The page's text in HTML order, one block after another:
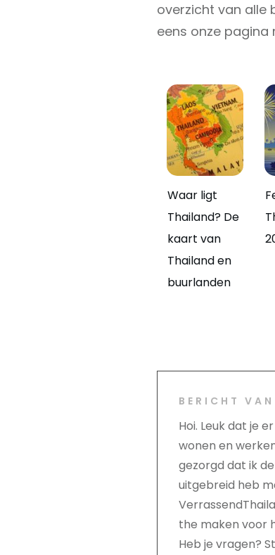
overzicht van alle
eens onze pagina
Waar ligt
Thailand? De
kaart van
Thailand en
buurlanden
BERICHT
Hoi. Leuk dat je
wonen en
gezorgd dat ik
uitgebreid heb
the maken voor
Heb je vragen?